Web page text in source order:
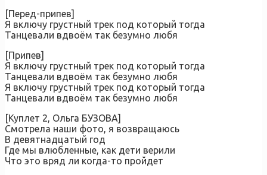
[Перед-припев]
Я включу грустный трек под который тогда
Танцевали вдвоём так безумно любя
[Припев]
Я включу грустный трек под который тогда
Танцевали вдвоём так безумно любя
Я включу грустный трек под который тогда
Танцевали вдвоём так безумно любя
[Куплет 2, Ольга БУЗОВА]
Смотрела наши фото, я возвращаюсь
В девятнадцатый год
Где мы влюбленные, как дети верили
Что это вряд ли когда-то пройдет